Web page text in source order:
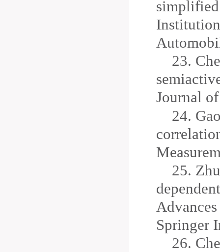
23.
Journal
24.
25.
Springer
26.